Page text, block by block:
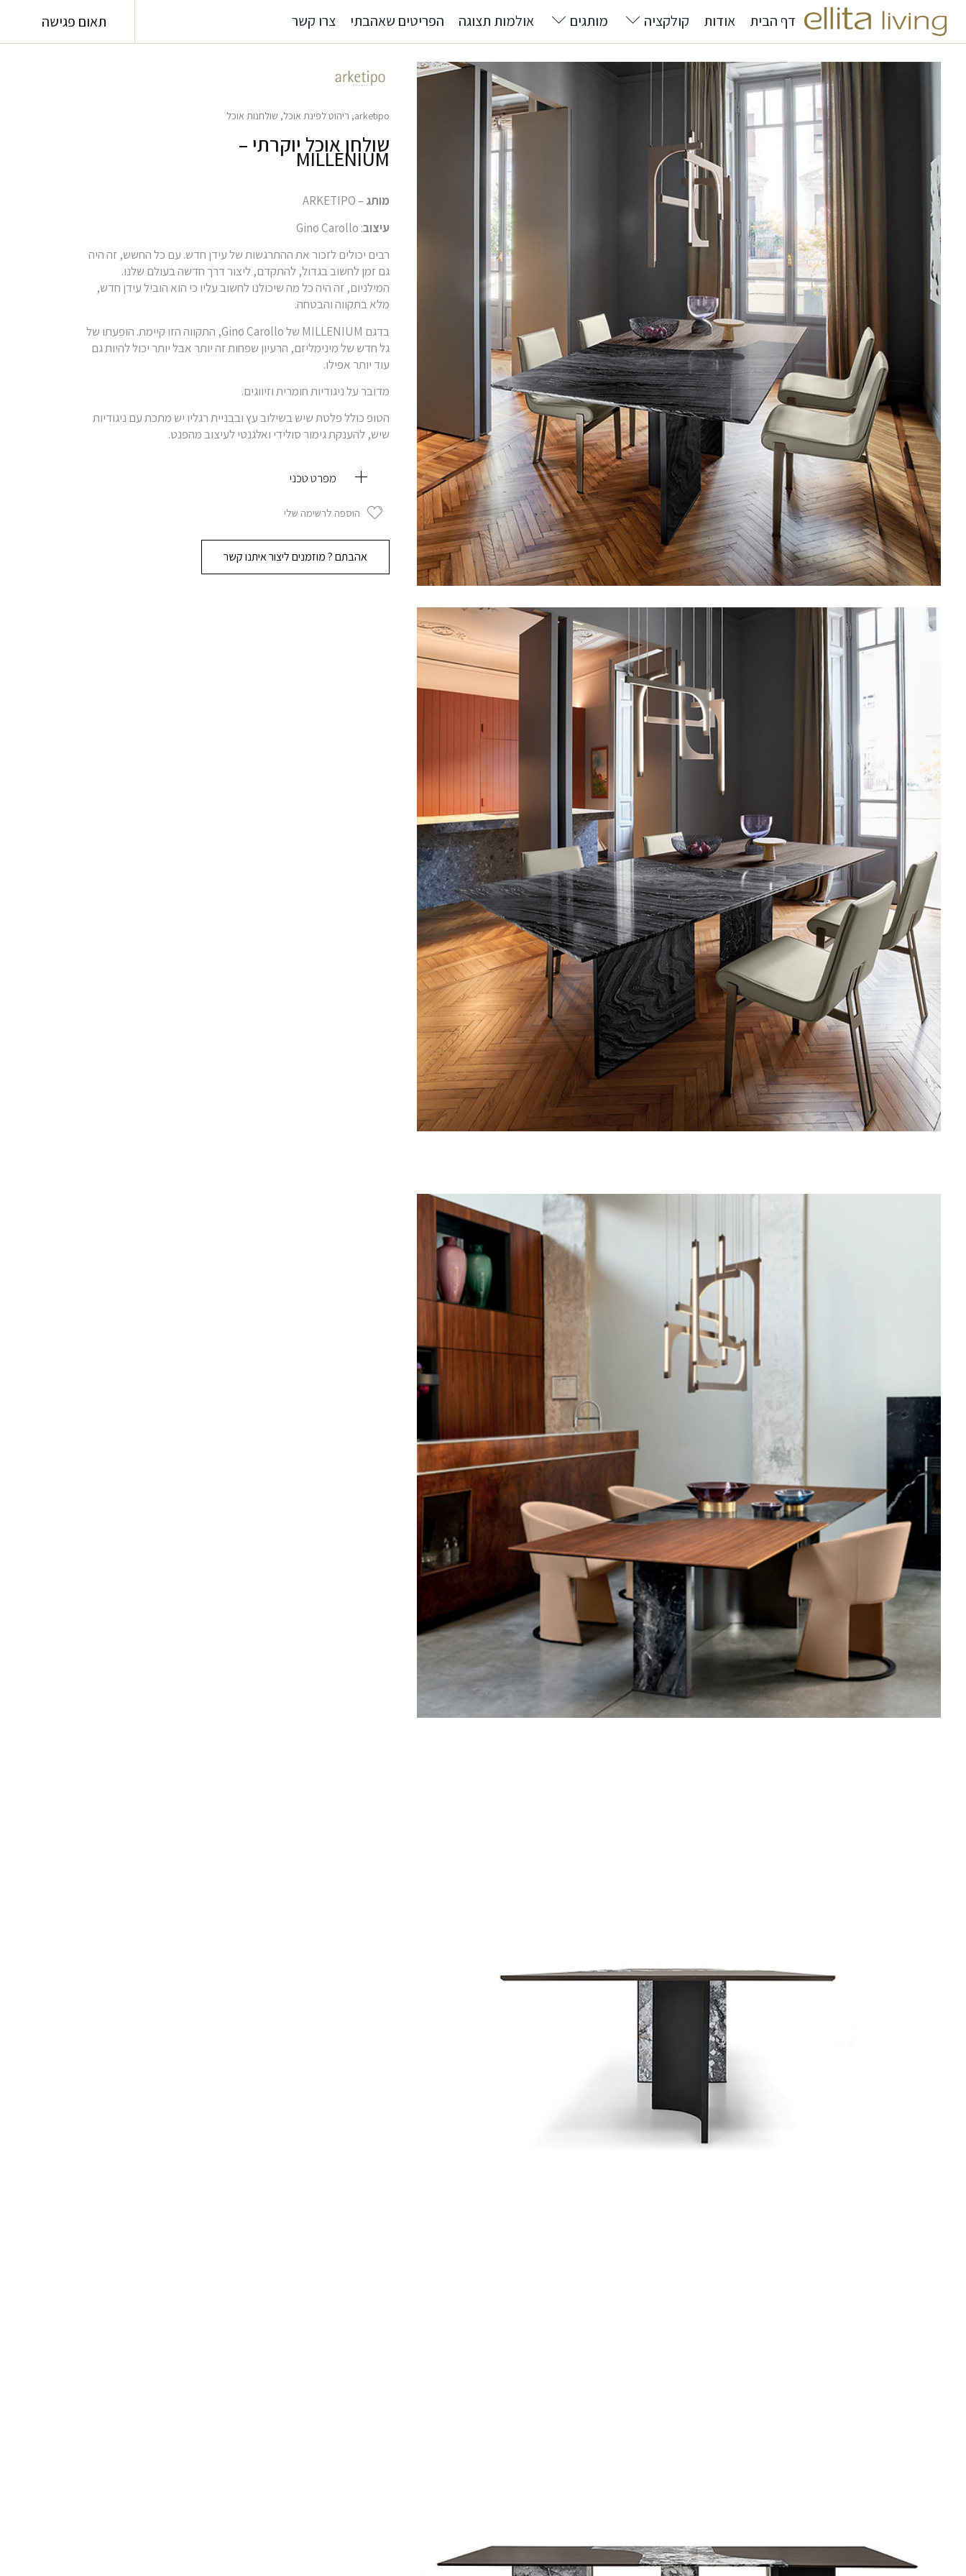
דף הבית אודות קולקציה מותגים אולמות תצוגה הפריטים שאהבתי צרו קשר תאום פגישה
arketipo
, ריהוט לפינת אוכל, שולחנות אוכל
שולחן אוכל יוקרתי –
MILLENIUM
מותג– ARKETIPO
עיצוב: Gino Carollo
רבים יכולים לזכור את ההתרגשות של עידן חדש. עם כל החשש, זה היה
גם זמן לחשוב בגדול, להתקדם, ליצור דרך חדשה בעולם שלנו.
המילניום, זה היה כל מה שיכולנו לחשוב עליו כי הוא הוביל עידן חדש,
מלא בתקווה והבטחה.
בדגם MILLENIUM של Gino Carollo, התקווה הזו קיימת. הופעתו של
גל חדש של מינימליזם, הרעיון שפחות זה יותר אבל יותר יכול להיות גם
עוד יותר אפילו.
מדובר על ניגודיות חומרית וזיווגים.
הטופ כולל פלטת שיש בשילוב עץ ובבניית רגליו יש מתכת עם ניגודיות
שיש, להענקת גימור סולידי ואלגנטי לעיצוב מהפנט.
מפרט טכני
הוספה לרשימה שלי
אהבתם ? מוזמנים ליצור איתנו קשר